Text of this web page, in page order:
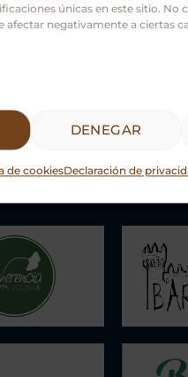
únicas en este sitio. No
afectar negativamente a ciertas
DENEGAR
de cookiesDeclaración de